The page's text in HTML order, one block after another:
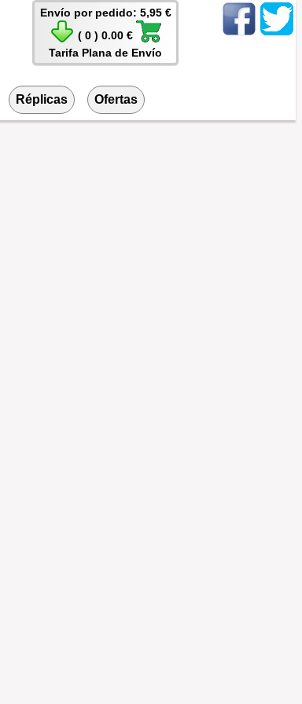
Envío por pedido: 5,95 €
( 0 ) 0.00 €
Tarifa Plana de Envío
Réplicas Ofertas